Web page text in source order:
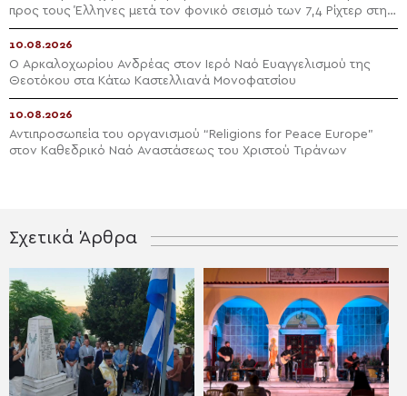
προς τους Έλληνες μετά τον φονικό σεισμό των 7,4 Ρίχτερ στην
Κολομβία
10.08.2026
Ο Αρκαλοχωρίου Ανδρέας στον Ιερό Ναό Ευαγγελισμού της
Θεοτόκου στα Κάτω Καστελλιανά Μονοφατσίου
10.08.2026
Αντιπροσωπεία του οργανισμού “Religions for Peace Europe”
στον Καθεδρικό Ναό Αναστάσεως του Χριστού Τιράνων
Σχετικά Άρθρα